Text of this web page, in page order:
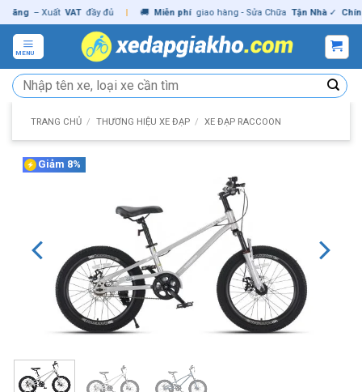
Skip
to
content
– Xuất VAT đầy đủ | 🚚 Miễn phí giao hàng - Sửa Chữa Tận Nhà ✓ Chính
MENU
Tìm
kiếm:
TRANG CHỦ / THƯƠNG HIỆU XE ĐẠP / XE ĐẠP RACCOON
Giảm 8%